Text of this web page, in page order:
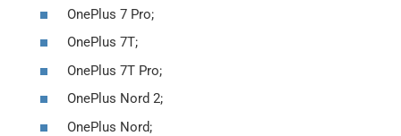
OnePlus 7 Pro;
OnePlus 7T;
OnePlus 7T Pro;
OnePlus Nord 2;
OnePlus Nord;